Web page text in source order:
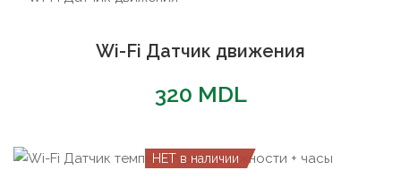
Wi-Fi Датчик движения
320 MDL
НЕТ в наличии